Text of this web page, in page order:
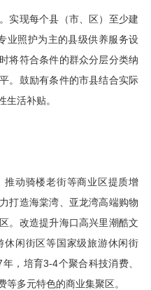
。实现每个县（市、区）至少建
业照护为主的县级供养服务设
将符合条件的群众分层分类纳
。鼓励有条件的市县结合实际
生活补贴。
推动骑楼老街等商业区提质增
打造海棠湾、亚龙湾高端购物
。改造提升海口高兴里潮酷文
闲街区等国家级旅游休闲街
，培育3-4个聚合科技消费、
多元特色的商业集聚区。